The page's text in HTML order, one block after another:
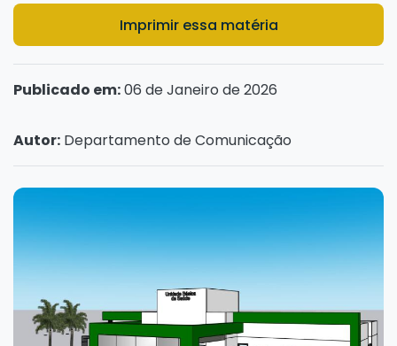
Imprimir essa matéria
Publicado em:06 de Janeiro de 2026
Autor: Departamento de Comunicação